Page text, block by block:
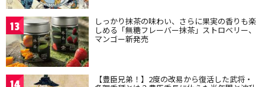
13 しっかり抹茶の味わい、さらに果実の香りも楽
しめる「無糖フレーバー抹茶」ストロベリー、
マンゴー新発売
【豊臣兄弟！】2度の改易から復活した武将・